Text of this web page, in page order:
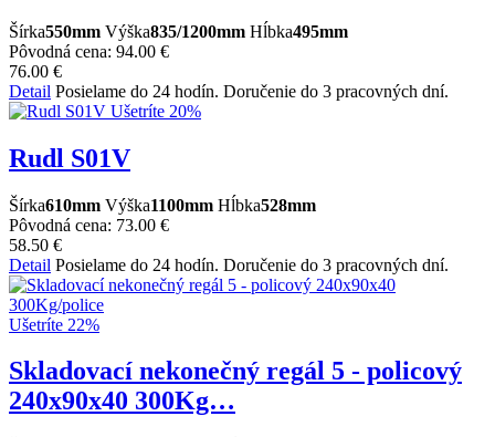
Šírka550mm Výška835/1200mm Hĺbka495mm
Pôvodná cena: 94.00 €
76.00 €
Detail Posielame do 24 hodín. Doručenie do 3 pracovných dní.
Ušetríte 20%
Rudl S01V
Šírka610mm Výška1100mm Hĺbka528mm
Pôvodná cena: 73.00 €
58.50 €
Detail Posielame do 24 hodín. Doručenie do 3 pracovných dní.
Ušetríte 22%
Skladovací nekonečný regál 5 - policový
240x90x40 300Kg…